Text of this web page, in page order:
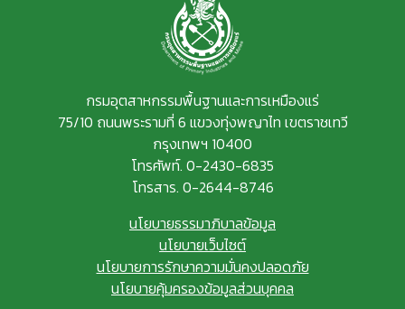
กรมอุตสาหกรรมพื้นฐานและการเหมืองแร่
75/10 ถนนพระรามที่ 6 แขวงทุ่งพญาไท เขตราชเทวี
กรุงเทพฯ 10400
โทรศัพท์. 0-2430-6835
โทรสาร. 0-2644-8746
นโยบายธรรมาภิบาลข้อมูล
นโยบายเว็บไซต์
นโยบายการรักษาความมั่นคงปลอดภัย
นโยบายคุ้มครองข้อมูลส่วนบุคคล